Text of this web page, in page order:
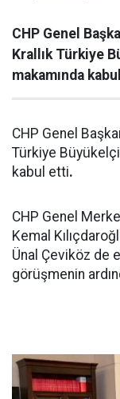
CHP Genel
Krallık Türkiye
makamında
CHP Genel
Türkiye
kabul etti.
CHP Genel
Kemal
Ünal Çeviköz de
görüşmenin